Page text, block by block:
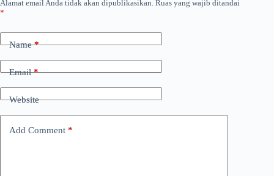
Alamat email Anda tidak akan dipublikasikan. Ruas yang wajib ditandai
*
Name*
Email*
Website
Add Comment *